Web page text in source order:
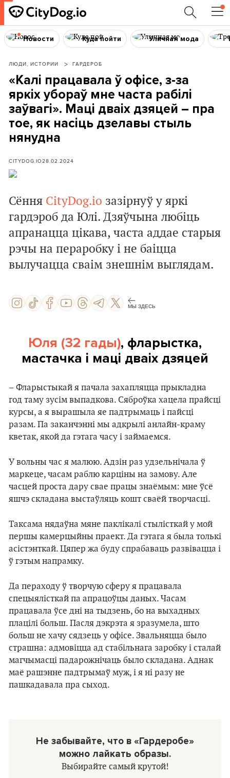
Новости Куда пойти Уличная мода
ЛЮДИ, ИСТОРИИ ГАРДЕРОБ
«Калі працавала ў офісе, з-за
яркіх убораў мне часта рабілі
заўвагі». Маці дваіх дзяцей – пра
тое, як насіць дзелавы стыль
нянудна
CITYDOG.IO28.02.2024
Сёння CityDog.io зазірнуў у яркі
гардэроб да Юлі. Дзяўчына любіць
апранацца цікава, часта аддае старыя
рэчы на пераробку і не баіцца
вылучацца сваім знешнім выглядам.
МЫ ЗДЕСЬ
Юля (32 гады), фларыстка,
мастачка і маці дваіх дзяцей
– Фларыстыкай я пачала захапляцца прыкладна
год таму зусім выпадкова. Сяброўка хацела прайсці
курсы, а я вырашыла яе падтрымаць і пайсці
разам. Па заканчэнні мы адкрылі анлайн-краму
кветак, якой да гэтага часу і займаемся.
У вольны час я малюю. Адзін раз удзельнічала ў
маркеце, часам раблю карціны на замову. Але
часцей проста дару свае працы знаёмым: мне ўсё
яшчэ складана выстаўляць кошт сваёй творчасці.
Таксама нядаўна мяне паклікалі стылісткай у мой
першы камерцыйны праект. Да гэтага я была толькі
асістэнткай. Цяпер жа буду спрабаваць развівацца і
ў гэтым напрамку.
Да пераходу ў творчую сферу я працавала
спецыялісткай па апрацоўцы даных. Часам
працавала ўсе дні на тыдзень, бо на выхадных
плацілі больш. Пасля дэкрэта я зразумела, што
больш не хачу сядзець у офісе. Звальняцца было
страшна: адмовіцца ад стабільнага заробку і сталай
магчымасці падарожнічаць было складана. Аднак
маё рашэнне падтрымаў муж, і я ні разу не
пашкадавала пра сыход.
Не забывайте, что в «Гардеробе»
можно лайкать образы.
Выбирайте самый крутой!